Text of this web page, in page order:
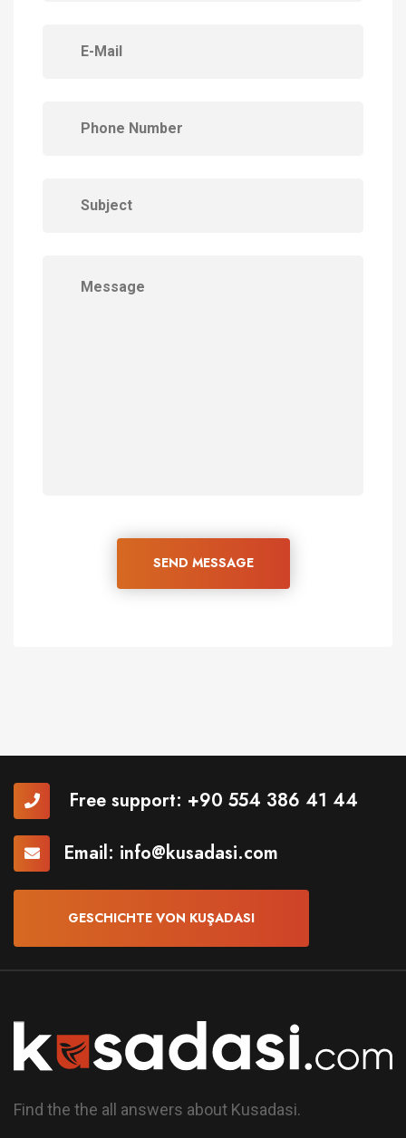
SEND MESSAGE
Free support: +90 554 386 41 44
Email: info@kusadasi.com
GESCHICHTE VON KUŞADASI
Find the the all answers about Kusadasi.